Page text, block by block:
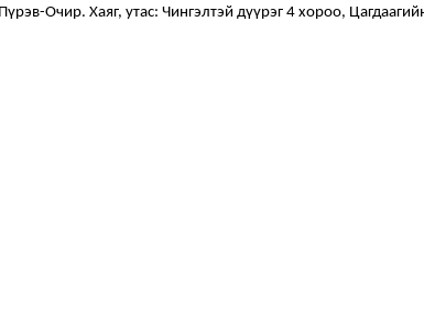
Очир. Хаяг, утас: Чингэлтэй дүүрэг 4 хороо,